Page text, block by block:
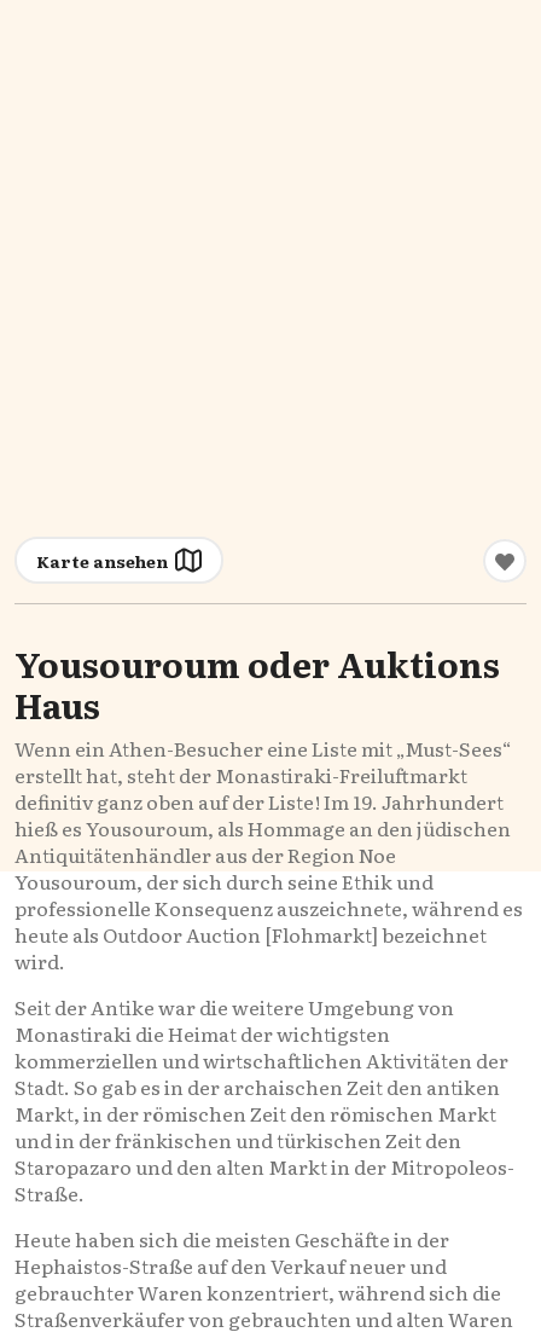
Karte ansehen
Yousouroum oder Auktions
Haus
Wenn ein Athen-Besucher eine Liste mit „Must-Sees“
erstellt hat, steht der Monastiraki-Freiluftmarkt
definitiv ganz oben auf der Liste! Im 19. Jahrhundert
hieß es Yousouroum, als Hommage an den jüdischen
Antiquitätenhändler aus der Region Noe
Yousouroum, der sich durch seine Ethik und
professionelle Konsequenz auszeichnete, während es
heute als Outdoor Auction [Flohmarkt] bezeichnet
wird.
Seit der Antike war die weitere Umgebung von
Monastiraki die Heimat der wichtigsten
kommerziellen und wirtschaftlichen Aktivitäten der
Stadt. So gab es in der archaischen Zeit den antiken
Markt, in der römischen Zeit den römischen Markt
und in der fränkischen und türkischen Zeit den
Staropazaro und den alten Markt in der Mitropoleos-
Straße.
Heute haben sich die meisten Geschäfte in der
Hephaistos-Straße auf den Verkauf neuer und
gebrauchter Waren konzentriert, während sich die
Straßenverkäufer von gebrauchten und alten Waren